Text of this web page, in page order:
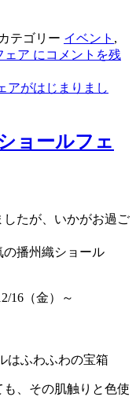
カテゴリー イベント ,
ェア に コメントを残
ョールフェ
たが、いかがお過ご
播州織ショール
16（金）～
はふわふわの宝箱
、その肌触りと色使